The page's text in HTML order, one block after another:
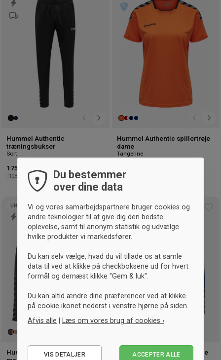
ønskeliste
Hummel Authentic
træningsbukser
Sort
175,- kr.
128 152
Hummel Authentic spillertrøje
dame
Tangerine
XS
Tilføj
til
ønskeliste
UNISEX
Hummel Authentic sweatshirt
UNISEX
Hummel Authentic hættetrøje
Du bestemmer
over dine data
Vi og vores samarbejdspartnere bruger cookies og
andre teknologier til at give dig den bedste
oplevelse, samt til anonym statistik og udvælge
hvilke produkter vi markedsfører.
Du kan selv vælge, hvad du vil tillade os at samle
data til ved at klikke på checkboksene ud for hvert
formål og dernæst klikke "Gem & luk".
Du kan altid ændre dine præferencer ved at klikke
på cookie ikonet nederst i venstre hjørne på siden.
Afvis alle
Læs om vores brug af cookies ›
Statistiske
VIS DETALJER ACCEPTER ALLE